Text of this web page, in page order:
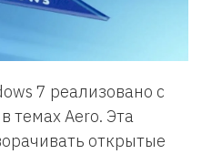
7 реализовано с
темах Aero. Эта
открытые